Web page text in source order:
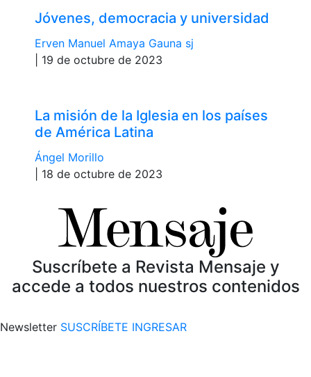
Jóvenes, democracia y universidad
Erven Manuel Amaya Gauna sj
| 19 de octubre de 2023
La misión de la Iglesia en los países
de América Latina
Ángel Morillo
| 18 de octubre de 2023
Suscríbete a Revista Mensaje y
accede a todos nuestros contenidos
Newsletter SUSCRÍBETE INGRESAR